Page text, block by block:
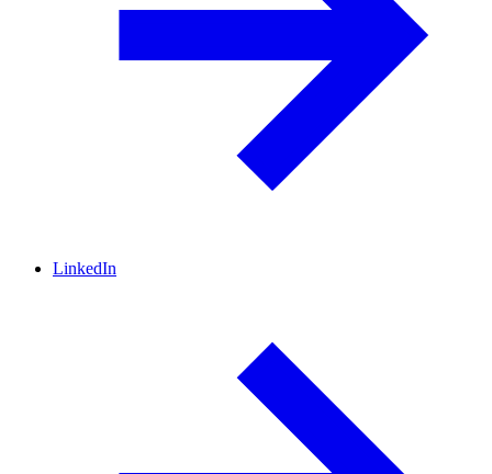
LinkedIn